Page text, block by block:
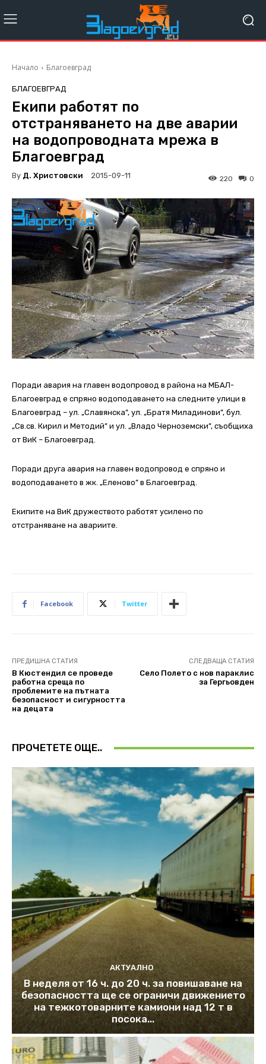
Начало Благоевград
БЛАГОЕВГРАД
Екипи работят по
отстраняването на две аварии
на водопроводната мрежа в
Благоевград
By Д. Христовски 2015-09-11 0
220
Поради авария на главен водопровод в района на МБАЛ-
Благоевград е спряно водоподаването на следните улици в
Благоевград – ул. „Славянска”, ул. „Братя Миладинови”, бул.
„Св.св. Кирил и Методий” и ул. „Владо Черноземски”, съобщиха
от ВиК – Благоевград.
Поради друга авария на главен водопровод е спряно и
водоподаването в жк. „Еленово” в Благоевград.
Екипите на ВиК дружеството работят усилено по
отстраняване на авариите.
Facebook Twitter
ПРЕДИШНА СТАТИЯ
В Кюстендил се проведе
работна среща по
проблемите на пътната
безопасност и сигурността
на децата
СЛЕДВАЩА СТАТИЯ
Село Полето с нов параклис
за Гергьовден
ПРОЧЕТЕТЕ ОЩЕ..
АКТУАЛНО
В неделя от 16 ч. до 20 ч. за повишаване на
безопасността ще се ограничи движението
на тежкотоварните камиони над 12 т в
посока...